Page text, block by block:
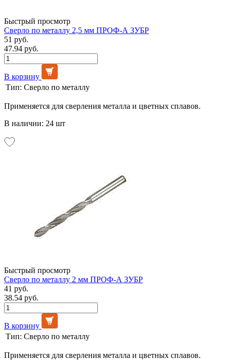
Быстрый просмотр
Сверло по металлу 2,5 мм ПРОФ-А ЗУБР
51 руб.
47.94 руб.
В корзину
Тип: Сверло по металлу
Применяется для сверления металла и цветных сплавов.
В наличии: 24 шт
Быстрый просмотр
Сверло по металлу 2 мм ПРОФ-А ЗУБР
41 руб.
38.54 руб.
В корзину
Тип: Сверло по металлу
Применяется для сверления металла и цветных сплавов.